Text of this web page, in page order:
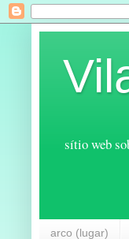
sítio web
arco (lugar)